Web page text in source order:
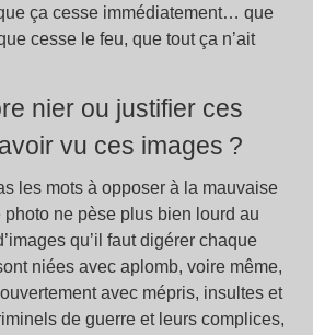
ça cesse immédiatement… que
cesse le feu, que tout ça n’ait
nier ou justifier ces
vu ces images ?
les mots à opposer à la mauvaise
photo ne pèse plus bien lourd au
qu’il faut digérer chaque
niées avec aplomb, voire même,
avec mépris, insultes et
de guerre et leurs complices,